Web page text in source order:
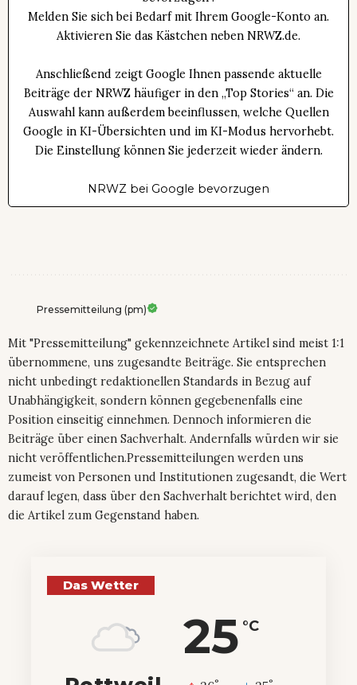
Melden Sie sich bei Bedarf mit Ihrem Google-Konto an.
Aktivieren Sie das Kästchen neben NRWZ.de.
Anschließend zeigt Google Ihnen passende aktuelle
Beiträge der NRWZ häufiger in den „Top Stories“ an. Die
Auswahl kann außerdem beeinflussen, welche Quellen
Google in KI-Übersichten und im KI-Modus hervorhebt.
Die Einstellung können Sie jederzeit wieder ändern.
NRWZ bei Google bevorzugen
Pressemitteilung (pm)
Mit "Pressemitteilung" gekennzeichnete Artikel sind meist 1:1
übernommene, uns zugesandte Beiträge. Sie entsprechen
nicht unbedingt redaktionellen Standards in Bezug auf
Unabhängigkeit, sondern können gegebenenfalls eine
Position einseitig einnehmen. Dennoch informieren die
Beiträge über einen Sachverhalt. Andernfalls würden wir sie
nicht veröffentlichen.Pressemitteilungen werden uns
zumeist von Personen und Institutionen zugesandt, die Wert
darauf legen, dass über den Sachverhalt berichtet wird, den
die Artikel zum Gegenstand haben.
Das Wetter
25 °C